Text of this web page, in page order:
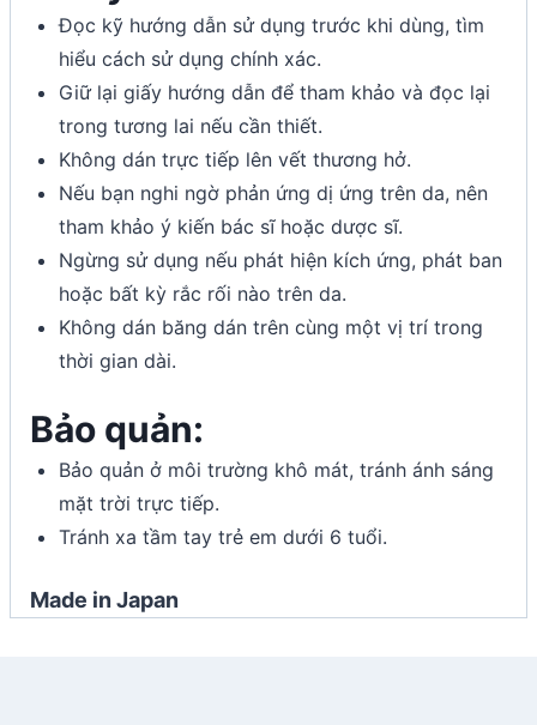
Đọc kỹ hướng dẫn sử dụng trước khi dùng, tìm
hiểu cách sử dụng chính xác.
Giữ lại giấy hướng dẫn để tham khảo và đọc lại
trong tương lai nếu cần thiết.
Không dán trực tiếp lên vết thương hở.
Nếu bạn nghi ngờ phản ứng dị ứng trên da, nên
tham khảo ý kiến bác sĩ hoặc dược sĩ.
Ngừng sử dụng nếu phát hiện kích ứng, phát ban
hoặc bất kỳ rắc rối nào trên da.
Không dán băng dán trên cùng một vị trí trong
thời gian dài.
Bảo quản:
Bảo quản ở môi trường khô mát, tránh ánh sáng
mặt trời trực tiếp.
Tránh xa tầm tay trẻ em dưới 6 tuổi.
Made in Japan